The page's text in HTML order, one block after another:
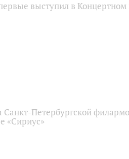
выступил в Концертном
Санкт-Петербургской
«Сириус»